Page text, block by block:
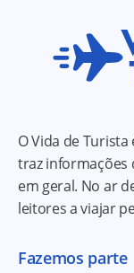
O Vida de
traz informações
em geral. No ar
leitores a viajar
Fazemos parte